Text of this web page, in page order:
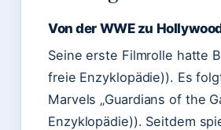
Von der WWE zu
Seine erste Filmrolle hatte
freie Enzyklopädie)). Es
Marvels „Guardians of the
Enzyklopädie)). Seitdem